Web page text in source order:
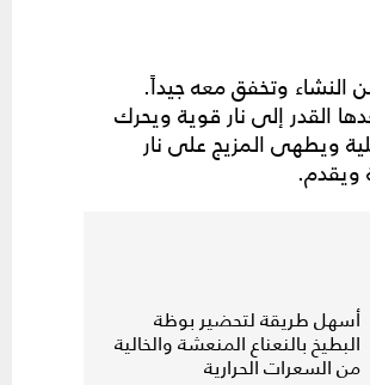
النشاء وتخفق معه جيداً.
القدر إلى نار قوية ويحرك
ويطهى المزيج على نار
أسهل طريقة لتحضير بوظة
البطيخ بالنعناع المنعشة والخالية
من السعرات الحرارية